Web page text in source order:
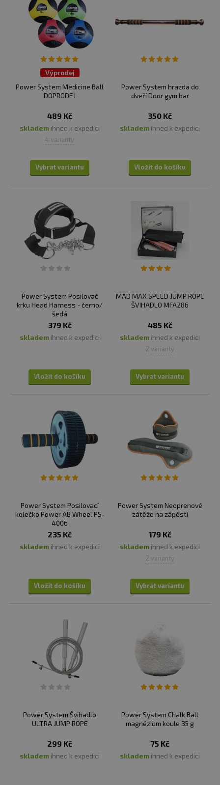
Výprodej
Power System Medicine Ball
DOPRODEJ
489 Kč
skladem ihned k expedici
4 varianty
Vybrat variantu
Power System hrazda do
dveří Door gym bar
350 Kč
skladem ihned k expedici
Vložit do košíku
Power System Posilovač
krku Head Harness - černo/
šedá
379 Kč
skladem ihned k expedici
Vložit do košíku
MAD MAX SPEED JUMP ROPE
ŠVIHADLO MFA286
485 Kč
skladem ihned k expedici
2 varianty
Vybrat variantu
Power System Posilovací
kolečko Power AB Wheel PS-
4006
235 Kč
skladem ihned k expedici
Vložit do košíku
Power System Neoprenové
zátěže na zápěstí
179 Kč
skladem ihned k expedici
2 varianty
Vybrat variantu
Power System Švihadlo
ULTRA JUMP ROPE
299 Kč
skladem ihned k expedici
Power System Chalk Ball
magnézium koule 35 g
75 Kč
skladem ihned k expedici